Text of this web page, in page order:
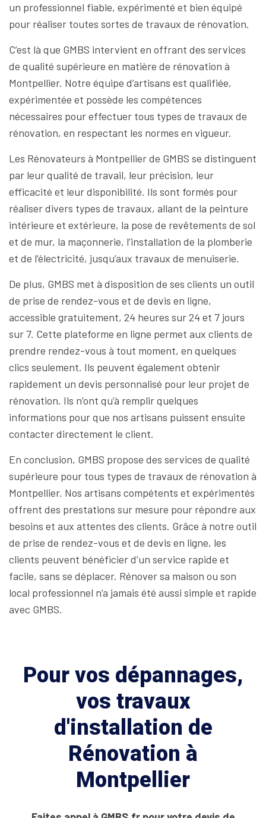
un professionnel fiable, expérimenté et bien équipé
pour réaliser toutes sortes de travaux de rénovation.
C’est là que GMBS intervient en offrant des services
de qualité supérieure en matière de rénovation à
Montpellier. Notre équipe d’artisans est qualifiée,
expérimentée et possède les compétences
nécessaires pour effectuer tous types de travaux de
rénovation, en respectant les normes en vigueur.
Les Rénovateurs à Montpellier de GMBS se distinguent
par leur qualité de travail, leur précision, leur
efficacité et leur disponibilité. Ils sont formés pour
réaliser divers types de travaux, allant de la peinture
intérieure et extérieure, la pose de revêtements de sol
et de mur, la maçonnerie, l’installation de la plomberie
et de l’électricité, jusqu’aux travaux de menuiserie.
De plus, GMBS met à disposition de ses clients un outil
de prise de rendez-vous et de devis en ligne,
accessible gratuitement, 24 heures sur 24 et 7 jours
sur 7. Cette plateforme en ligne permet aux clients de
prendre rendez-vous à tout moment, en quelques
clics seulement. Ils peuvent également obtenir
rapidement un devis personnalisé pour leur projet de
rénovation. Ils n’ont qu’à remplir quelques
informations pour que nos artisans puissent ensuite
contacter directement le client.
En conclusion, GMBS propose des services de qualité
supérieure pour tous types de travaux de rénovation à
Montpellier. Nos artisans compétents et expérimentés
offrent des prestations sur mesure pour répondre aux
besoins et aux attentes des clients. Grâce à notre outil
de prise de rendez-vous et de devis en ligne, les
clients peuvent bénéficier d’un service rapide et
facile, sans se déplacer. Rénover sa maison ou son
local professionnel n’a jamais été aussi simple et rapide
avec GMBS.
Pour vos dépannages,
vos travaux
d'installation de
Rénovation à
Montpellier